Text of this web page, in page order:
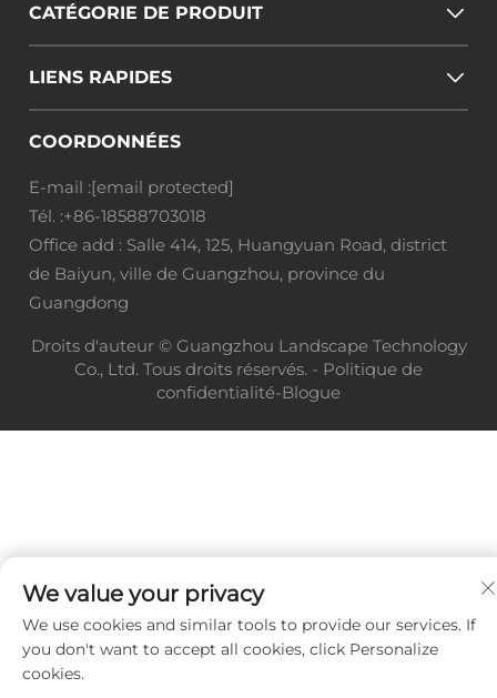
CATÉGORIE DE PRODUIT
LIENS RAPIDES
COORDONNÉES
E-mail :[email protected]
Tél. :+86-18588703018
Office add : Salle 414, 125, Huangyuan Road, district
de Baiyun, ville de Guangzhou, province du
Guangdong
Droits d'auteur © Guangzhou Landscape Technology
Co., Ltd. Tous droits réservés. - Politique de
confidentialité-Blogue
We value your privacy
We use cookies and similar tools to provide our services. If
you don't want to accept all cookies, click Personalize
cookies.